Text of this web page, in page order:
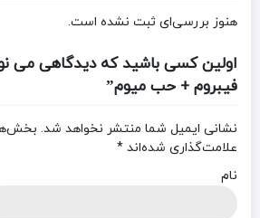
هنوز بررسی‌ای ثبت نشده است.
اولین کسی باشید که دیدگاهی
فیبروم + حب میوم”
نشانی ایمیل شما منتشر نخواهد شد.
علامت‌گذاری شده‌اند *
نام